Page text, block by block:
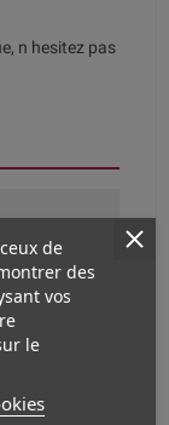
n hesitez pas
de
des
vos
le